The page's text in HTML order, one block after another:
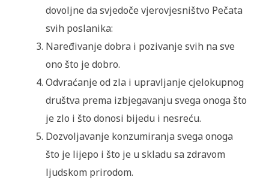
dovoljne da svjedoče vjerovjesništvo Pečata
svih poslanika:
Naređivanje dobra i pozivanje svih na sve
ono što je dobro.
Odvraćanje od zla i upravljanje cjelokupnog
društva prema izbjegavanju svega onoga što
je zlo i što donosi bijedu i nesreću.
Dozvoljavanje konzumiranja svega onoga
što je lijepo i što je u skladu sa zdravom
ljudskom prirodom.